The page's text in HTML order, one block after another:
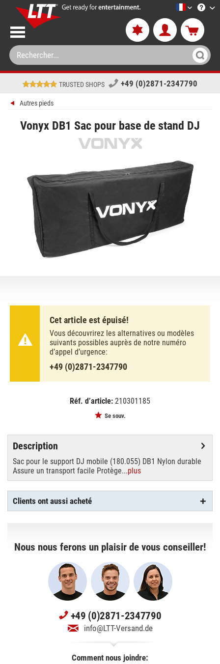
LTT-
TRUSTED SHOPS +49 (0)2871-2347790
Autres pieds
Vonyx DB1 Sac pour base de stand DJ
Cet article est épuisé!
Vous découvrirez les alternatives ou modèles
suivants possibles auprès de notre numéro
d’appel d’urgence:
+49 (0)2871-2347790
Réf. d’article: 210301185
Se souv.
Description
Sac pour le support DJ mobile (180.055) DB1 Nylon durable
Assure un transport facile Protège...plus
Clients ont aussi acheté
Nous nous ferons un plaisir de vous conseiller!
+49 (0)2871-2347790
info@LTT-Versand.de
Comment nous joindre: